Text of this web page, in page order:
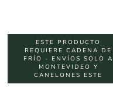
ESTE PRODUCTO
REQUIERE CADENA DE
FRÍO - ENVÍOS SOLO A
MONTEVIDEO Y
CANELONES ESTE